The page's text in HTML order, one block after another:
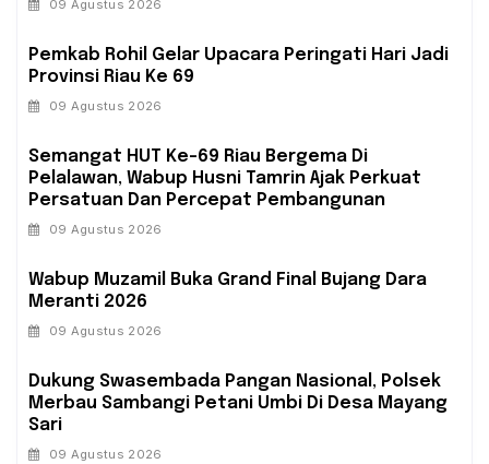
09 Agustus 2026
Pemkab Rohil Gelar Upacara Peringati Hari Jadi
Provinsi Riau Ke 69
09 Agustus 2026
Semangat HUT Ke-69 Riau Bergema Di
Pelalawan, Wabup Husni Tamrin Ajak Perkuat
Persatuan Dan Percepat Pembangunan
09 Agustus 2026
Wabup Muzamil Buka Grand Final Bujang Dara
Meranti 2026
09 Agustus 2026
Dukung Swasembada Pangan Nasional, Polsek
Merbau Sambangi Petani Umbi Di Desa Mayang
Sari
09 Agustus 2026